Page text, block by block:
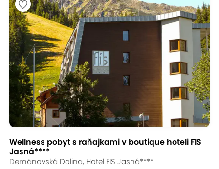
Wellness pobyt s raňajkami v boutique hoteli FIS
Jasná****
Demänovská Dolina, Hotel FIS Jasná****